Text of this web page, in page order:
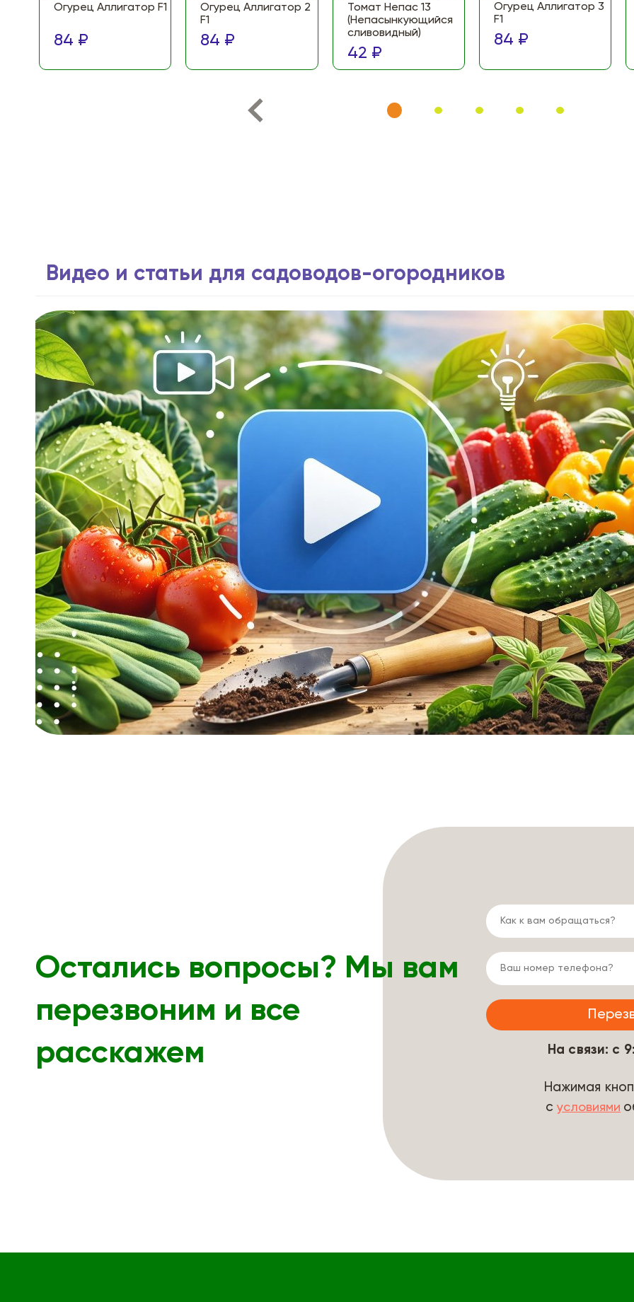
Огурец Аллигатор F1
84 ₽
Огурец Аллигатор 2
F1
84 ₽
Томат Непас 13
(Непасынкующийся
сливовидный)
42 ₽
Огурец Аллигатор 3
F1
84 ₽
Видео и статьи для садоводов-огородников
Остались вопросы? Мы вам
перезвоним и все
расскажем
На связи: с
Нажимая
с условиями